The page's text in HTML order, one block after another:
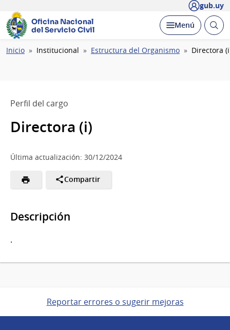
gub.uy
Oficina Nacional
del Servicio Civil
Desplegar
Menú Abrir
Ruta
Inicio Institucional Estructura del Organismo Directora
Perfil del cargo
Directora (i)
Última actualización: 30/12/2024
Compartir
Descripción
.
Reportar errores o sugerir mejoras